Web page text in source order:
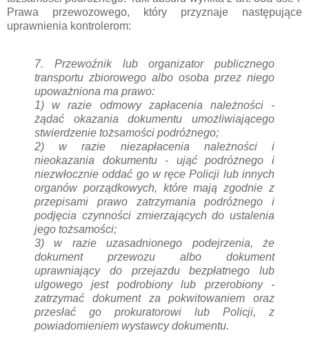
Prawa przewozowego, który przyznaje następujące
uprawnienia kontrolerom:
7. Przewoźnik lub organizator publicznego
transportu zbiorowego albo osoba przez niego
upoważniona ma prawo:
1)w razie odmowy zapłacenia należności -
żądać okazania dokumentu umożliwiającego
stwierdzenie tożsamości podróżnego;
2)w razie niezapłacenia należności i
nieokazania dokumentu - ująć podróżnego i
niezwłocznie oddać go w ręce Policji lub innych
organów porządkowych, które mają zgodnie z
przepisami prawo zatrzymania podróżnego i
podjęcia czynności zmierzających do ustalenia
jego tożsamości;
3)w razie uzasadnionego podejrzenia, że
dokument przewozu albo dokument
uprawniający do przejazdu bezpłatnego lub
ulgowego jest podrobiony lub przerobiony -
zatrzymać dokument za pokwitowaniem oraz
przesłać go prokuratorowi lub Policji, z
powiadomieniem wystawcy dokumentu.